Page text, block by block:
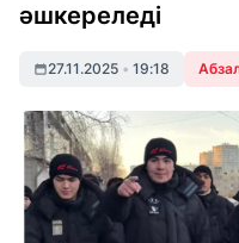
әшкереледі
27.11.2025 • 19:18